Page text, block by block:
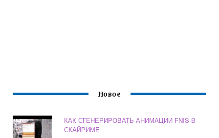
Новое
КАК СГЕНЕРИРОВАТЬ АНИМАЦИИ FNIS В
СКАЙРИМЕ